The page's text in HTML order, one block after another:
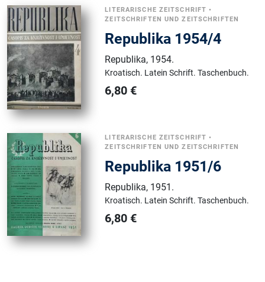
LITERARISCHE ZEITSCHRIFT •
ZEITSCHRIFTEN UND ZEITSCHRIFTEN
Republika 1954/4
Republika, 1954.
Kroatisch. Latein Schrift.Taschenbuch.
6,80 €
LITERARISCHE ZEITSCHRIFT •
ZEITSCHRIFTEN UND ZEITSCHRIFTEN
Republika 1951/6
Republika, 1951.
Kroatisch. Latein Schrift.Taschenbuch.
6,80 €